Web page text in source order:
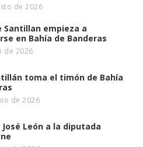
de 2026
Santillan empieza a
en Bahía de Banderas
de 2026
toma el timón de Bahía
de 2026
León a la diputada